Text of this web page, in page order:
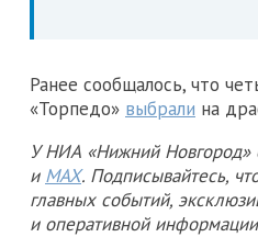
Ранее сообщалось, что
«Торпедо» выбрали на
У НИА «Нижний Новгород»
и MAX. Подписывайтесь,
главных событий,
и оперативной